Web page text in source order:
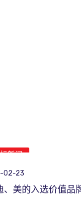
新闻
02-23
、美的入选价值品